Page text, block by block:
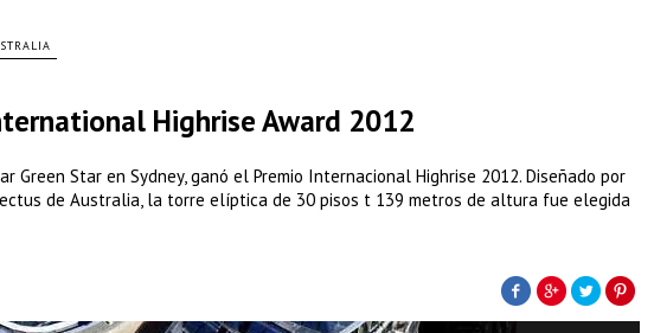
Highrise Award 2012
Star en Sydney, ganó el Premio Internacional Highrise 2012. Diseñado por
de Australia, la torre elíptica de 30 pisos t 139 metros de altura fue elegida